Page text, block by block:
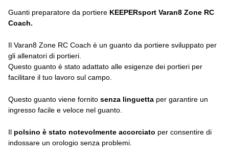
Guanti preparatore da portiere KEEPERsport Varan8 Zone RC
Coach.
Il Varan8 Zone RC Coach è un guanto da portiere sviluppato per
gli allenatori di portieri.
Questo guanto è stato adattato alle esigenze dei portieri per
facilitare il tuo lavoro sul campo.
Questo guanto viene fornito senza linguetta per garantire un
ingresso facile e veloce nel guanto.
Il polsino è stato notevolmente accorciato per consentire di
indossare un orologio senza problemi.